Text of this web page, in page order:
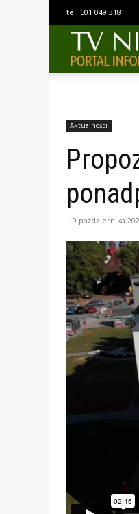
tel. 501 049 318
Aktualności
19 października